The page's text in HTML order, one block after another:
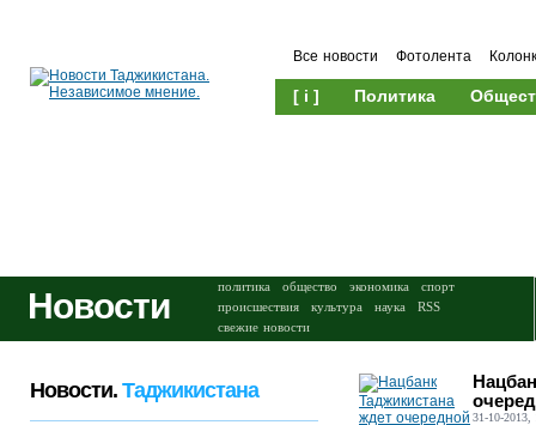
Все новости Фотолента
[ i ] Политика
Новости политика общество экономика
спорт
происшествия
культура наука
RSS
свежие новости
31-10-2013,
Новости. Таджикистана